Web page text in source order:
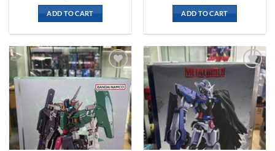
ADD TO CART ADD TO CART